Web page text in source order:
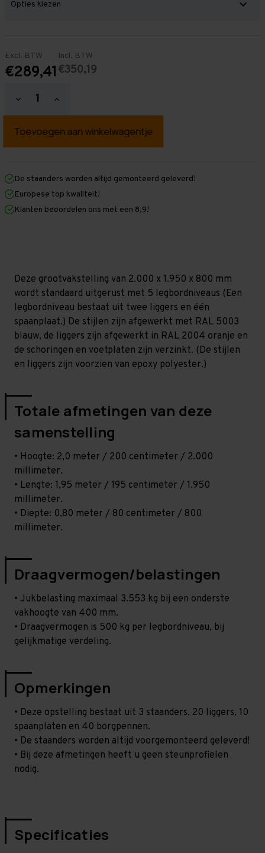
Excl. BTW
€289,41
Incl. BTW
€350,19
Hoeveelheid
verlagen
Grootvakstelling
mm
mm
x
800
mm
Hoeveelheid
verhogen
Grootvakstelling
mm
mm
800
mm
De staanders worden altijd gemonteerd geleverd!
Europese top kwaliteit!
Klanten beoordelen ons met een 8,9!
Deze grootvakstelling van 2.000 x 1.950 x 800 mm
wordt standaard uitgerust met 5 legbordniveaus (Een
legbordniveau bestaat uit twee liggers en één
spaanplaat.) De stijlen zijn afgewerkt met RAL 5003
blauw, de liggers zijn afgewerkt in RAL 2004 oranje en
de schoringen en voetplaten zijn verzinkt. (De stijlen
en liggers zijn voorzien van epoxy polyester.)
Totale afmetingen van deze
samenstelling
• Hoogte: 2,0 meter / 200 centimeter / 2.000
millimeter.
• Lengte: 1,95 meter / 195 centimeter / 1.950
millimeter.
• Diepte: 0,80 meter / 80 centimeter / 800
millimeter.
Draagvermogen/belastingen
• Jukbelasting maximaal 3.553 kg bij een onderste
vakhoogte van 400 mm.
• Draagvermogen is 500 kg per legbordniveau, bij
gelijkmatige verdeling.
Opmerkingen
• Deze opstelling bestaat uit 3 staanders, 20 liggers, 10
spaanplaten en 40 borgpennen.
• De staanders worden altijd voorgemonteerd geleverd!
• Bij deze afmetingen heeft u geen steunprofielen
nodig.
Specificaties